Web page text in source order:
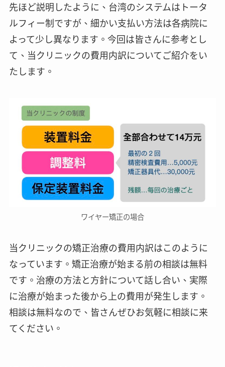
先ほど説明したように、台湾のシステムはトータ
ルフィー制ですが、細かい支払い方法は各病院に
よって少し異なります。今回は皆さんに参考とし
て、当クリニックの費用内訳についてご紹介をい
たします。
ワイヤー矯正の場合
当クリニックの矯正治療の費用内訳はこのように
なっています。矯正治療が始まる前の相談は無料
です。治療の方法と方針について話し合い、実際
に治療が始まった後から上の費用が発生します。
相談は無料なので、皆さんぜひお気軽に相談に来
てください。